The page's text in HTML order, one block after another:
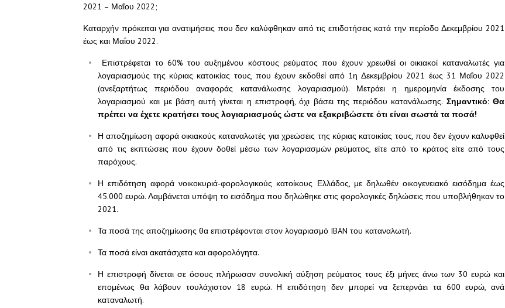
2021 – Μαΐου 2022;
Καταρχήν πρόκειται για ανατιμήσεις που δεν καλύφθηκαν από τις επιδοτήσεις κατά την περίοδο Δεκεμβρίου 2021
έως και Μαΐου 2022.
Επιστρέφεται το 60% του αυξημένου κόστους ρεύματος που έχουν χρεωθεί οι οικιακοί καταναλωτές για
λογαριασμούς της κύριας κατοικίας τους, που έχουν εκδοθεί από 1η Δεκεμβρίου 2021 έως 31 Μαΐου 2022
(ανεξαρτήτως περιόδου αναφοράς κατανάλωσης λογαριασμού). Μετράει η ημερομηνία έκδοσης του
λογαριασμού και με βάση αυτή γίνεται η επιστροφή, όχι βάσει της περιόδου κατανάλωσης. Σημαντικό: Θα
πρέπει να έχετε κρατήσει τους λογιαριασμούς ώστε να εξακριβώσετε ότι είναι σωστά τα ποσά!
Η αποζημίωση αφορά οικιακούς καταναλωτές για χρεώσεις της κύριας κατοικίας τους, που δεν έχουν καλυφθεί
από τις εκπτώσεις που έχουν δοθεί μέσω των λογαριασμών ρεύματος, είτε από το κράτος είτε από τους
παρόχους.
Η επιδότηση αφορά νοικοκυριά-φορολογικούς κατοίκους Ελλάδος, με δηλωθέν οικογενειακό εισόδημα έως
45.000 ευρώ. Λαμβάνεται υπόψη το εισόδημα που δηλώθηκε στις φορολογικές δηλώσεις που υποβλήθηκαν το
2021.
Τα ποσά της αποζημίωσης θα επιστρέφονται στον λογαριασμό IBAN του καταναλωτή.
Τα ποσά είναι ακατάσχετα και αφορολόγητα.
Η επιστροφή δίνεται σε όσους πλήρωσαν συνολική αύξηση ρεύματος τους έξι μήνες άνω των 30 ευρώ και
επομένως θα λάβουν τουλάχιστον 18 ευρώ. Η επιδότηση δεν μπορεί να ξεπερνάει τα 600 ευρώ, ανά
καταναλωτή.